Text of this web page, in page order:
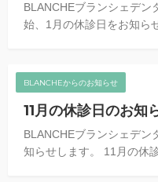
BLANCHEブランシェデン
始、1月の休診日をお知ら
BLANCHEからのお知らせ
11月の休診日のお知
BLANCHEブランシェデン
知らせします。 11月の休